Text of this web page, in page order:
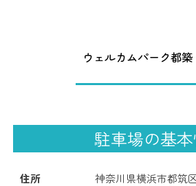
ウェルカムパーク都
駐車場の基
住所 神奈川県横浜市都筑